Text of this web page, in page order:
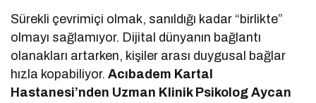
Sürekli çevrimiçi olmak, sanıldığı kadar “birlikte”
olmayı sağlamıyor. Dijital dünyanın bağlantı
olanakları artarken, kişiler arası duygusal bağlar
hızla kopabiliyor.Acıbadem Kartal
Hastanesi’nden Uzman Klinik Psikolog Aycan